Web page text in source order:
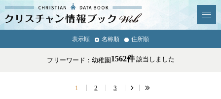
情報ブックとは
News & Topics
表示順 名称順 住所順
フリーワード：幼稚園 1562件該当しました
1 2 3